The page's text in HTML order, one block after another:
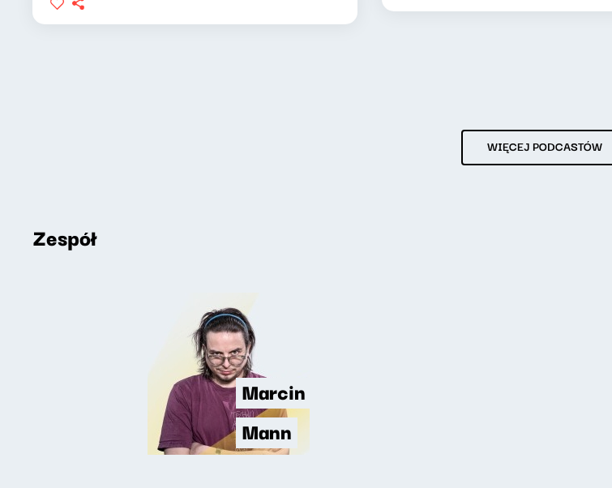
WIĘCEJ PODCASTÓW
Zespół
Marcin
Mann